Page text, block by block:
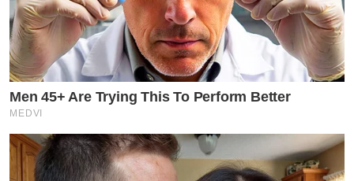
Men 45+ Are Trying This To Perform Better
MEDVI